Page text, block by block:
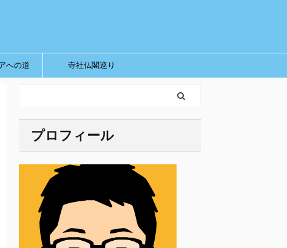
への道 寺社仏閣巡り
プロフィール